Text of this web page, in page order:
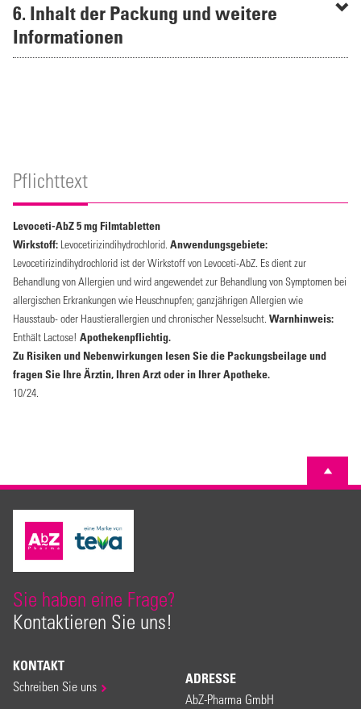
6. Inhalt der Packung und weitere
Informationen
Pflichttext
Levoceti-AbZ 5 mg Filmtabletten
Wirkstoff: Levocetirizindihydrochlorid. Anwendungsgebiete:
Levocetirizindihydrochlorid ist der Wirkstoff von Levoceti-AbZ. Es dient zur
Behandlung von Allergien und wird angewendet zur Behandlung von Symptomen bei
allergischen Erkrankungen wie Heuschnupfen; ganzjährigen Allergien wie
Hausstaub- oder Haustierallergien und chronischer Nesselsucht. Warnhinweis:
Enthält Lactose! Apothekenpflichtig.
Zu Risiken und Nebenwirkungen lesen Sie die Packungsbeilage und
fragen Sie Ihre Ärztin, Ihren Arzt oder in Ihrer Apotheke.
10/24.
Sie haben eine Frage?
Kontaktieren Sie uns!
KONTAKT
Schreiben Sie uns ADRESSE
AbZ-Pharma GmbH